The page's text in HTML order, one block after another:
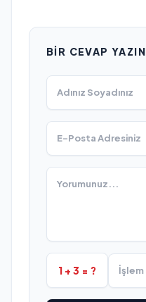
BIR CEVAP YAZIN
1 + 3 = ?